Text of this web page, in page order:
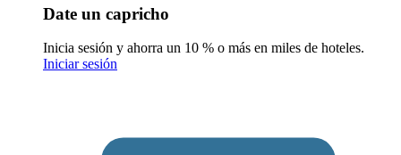
Date un capricho
Inicia sesión y ahorra un 10 % o más en miles de hoteles.
Iniciar sesión